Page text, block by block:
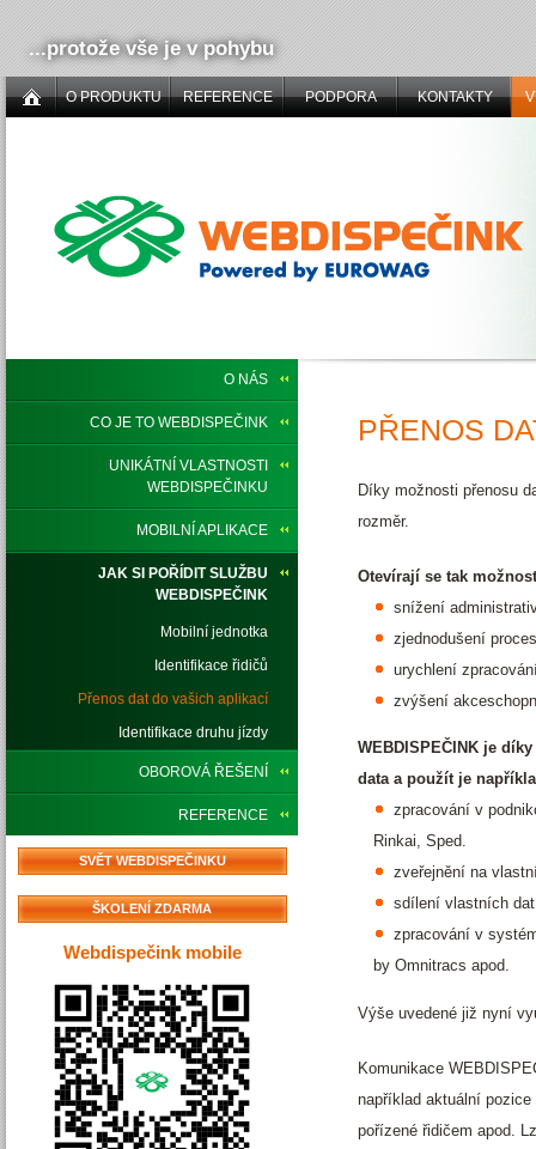
...protože vše je v pohybu
O PRODUKTU REFERENCE PODPORA KONTAKTY
O NÁS
CO JE TO WEBDISPEČINK
UNIKÁTNÍ VLASTNOSTI
WEBDISPEČINKU
MOBILNÍ APLIKACE
JAK SI POŘÍDIT SLUŽBU
WEBDISPEČINK
Mobilní jednotka
Identifikace řidičů
Přenos dat do vašich aplikací
Identifikace druhu jízdy
OBOROVÁ ŘEŠENÍ
REFERENCE
SVĚT WEBDISPEČINKU
ŠKOLENÍ ZDARMA
Webdispečink mobile
PŘENOS
Díky možnosti přenosu
rozměr.
Otevírají se tak
snížení
zjednodušení
urychlení
zvýšení
WEBDISPEČINK je
data a použít je
zpracování v
Rinkai, Sped.
zveřejnění na
sdílení vlastních
zpracování v
by Omnitracs apod.
Výše uvedené již nyní
Komunikace
například aktuální
pořízené řidičem apod.